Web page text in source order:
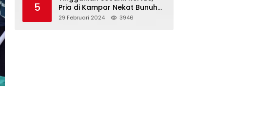
5
Pria di Kampar Nekat Bunuh
Diri
29 Februari 2024 3946